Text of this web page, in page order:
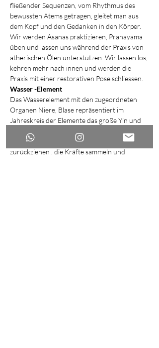
fließender Sequenzen, vom Rhythmus des
bewussten Atems getragen, gleitet man aus
dem Kopf und den Gedanken in den Körper.
Wir werden Asanas praktizieren, Pranayama
üben und lassen uns während der Praxis von
ätherischen Ölen unterstützen. Wir lassen los,
kehren mehr nach innen und werden die
Praxis mit einer restorativen Pose schliessen.
Wasser -Element
Das Wasserelement mit den zugeordneten
Organen Niere, Blase repräsentiert im
Jahreskreis der Elemente das große Yin und
Natur, sollen auch wir uns nach innen
zurückziehen , die Kräfte sammeln und